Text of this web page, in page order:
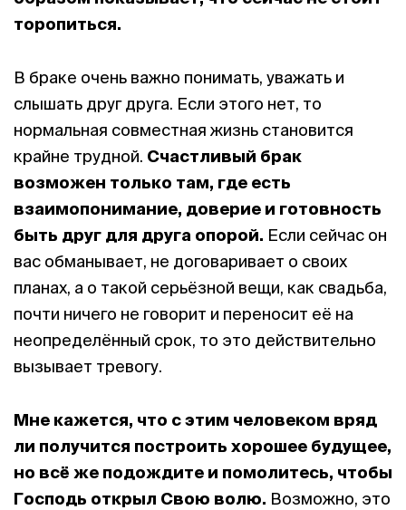
торопиться.
В браке очень важно понимать, уважать и
слышать друг друга. Если этого нет, то
нормальная совместная жизнь становится
крайне трудной. Счастливый брак
возможен только там, где есть
взаимопонимание, доверие и готовность
быть друг для друга опорой. Если сейчас он
вас обманывает, не договаривает о своих
планах, а о такой серьёзной вещи, как свадьба,
почти ничего не говорит и переносит её на
неопределённый срок, то это действительно
вызывает тревогу.
Мне кажется, что с этим человеком вряд
ли получится построить хорошее будущее,
но всё же подождите и помолитесь, чтобы
Господь открыл Свою волю. Возможно, это